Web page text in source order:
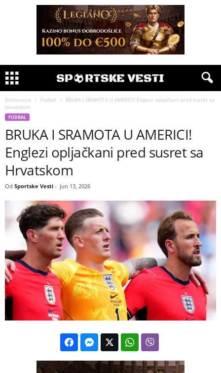
Naslovnica Fudbal
BRUKA I SRAMOTA U AMERICI! Englezi opljačkani pred susret sa
Hrvatskom
FUDBAL
BRUKA I SRAMOTA U AMERICI!
Englezi opljačkani pred susret sa
Hrvatskom
Od Sportske Vesti - jun 13, 2026